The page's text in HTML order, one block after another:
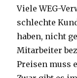
Viele WEG-
schlechte
haben, nicht
Mitarbeiter
Preisen muss